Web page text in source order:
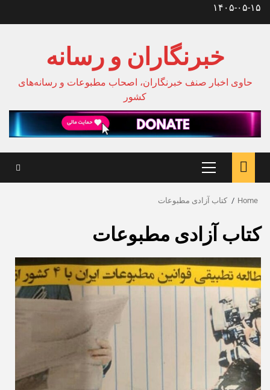
Skip۱۴۰۵-۰۵-۱۵
خبرنگاران و رسانه
حاوی اخبار صنف خبرنگاران، اصحاب مطبوعات و رسانه‌های
کشور
Primary
Menu
Home کتاب آزادی مطبوعات
کتاب آزادی مطبوعات